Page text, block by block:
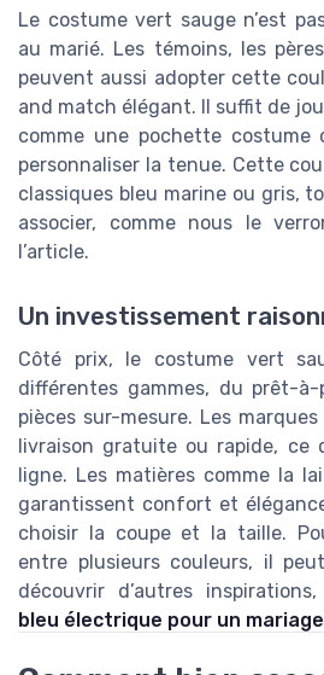
Le costume vert sauge n’est
au marié. Les témoins, les
peuvent aussi adopter cette
and match élégant. Il suffit de
comme une pochette costume
personnaliser la tenue. Cette
classiques bleu marine ou gris,
associer, comme nous le
l’article.
Un investissement
Côté prix, le costume vert
différentes gammes, du prêt-
pièces sur-mesure. Les
livraison gratuite ou rapide, ce
ligne. Les matières comme la
garantissent confort et
choisir la coupe et la taille.
entre plusieurs couleurs, il
découvrir d’autres
bleu électrique pour un mariage